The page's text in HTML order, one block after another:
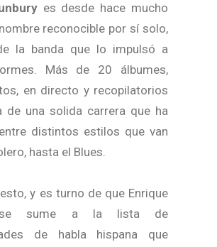
es desde hace mucho
reconocible por sí solo,
la banda que lo impulsó a
Más de 20 álbumes,
en directo y recopilatorios
de una solida carrera que ha
distintos estilos que van
hasta el Blues.
y es turno de que Enrique
se sume a la lista de
de habla hispana que